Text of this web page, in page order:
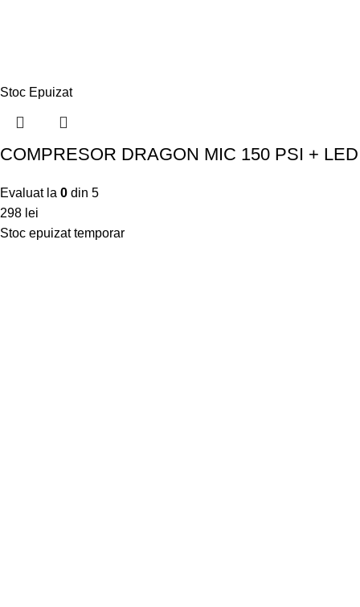
Stoc Epuizat
COMPRESOR DRAGON MIC 150 PSI + LED
Evaluat la 0 din 5
298 lei
Stoc epuizat temporar